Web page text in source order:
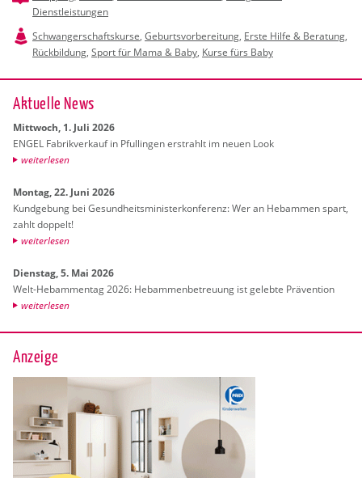
Dienstleistungen
Schwangerschaftskurse, Geburtsvorbereitung, Erste Hilfe & Beratung,
Rückbildung, Sport für Mama & Baby, Kurse fürs Baby
Ak­tu­el­le News
Mitt­woch, 1. Juli 2026
ENGEL Fa­brik­ver­kauf in Pful­lin­gen er­strahlt im neuen Look
wei­ter­le­sen
Mon­tag, 22. Juni 2026
Kund­ge­bung bei Ge­sund­heits­mi­nis­ter­kon­fe­renz: Wer an Heb­am­men spart,
zahlt dop­pelt!
wei­ter­le­sen
Diens­tag, 5. Mai 2026
Welt-Heb­am­men­tag 2026: Heb­am­men­be­treu­ung ist ge­leb­te Prä­ven­ti­on
wei­ter­le­sen
Anzeige